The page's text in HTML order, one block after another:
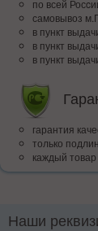
по всей
самовывоз
в пункт
в пункт
в пункт
гарантия
только
каждый
Наши